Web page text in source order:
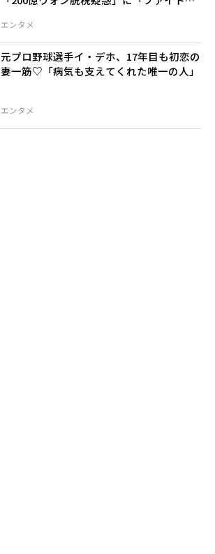
エンタメ
エンタメ
元プロ野球選手イ・デホ、17年目も初恋の
妻一筋♡「病気も支えてくれた唯一の人」